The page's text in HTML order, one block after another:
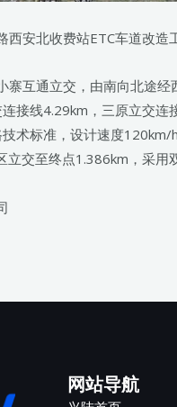
安北收费站ETC车道改造
寨互通立交，由南向北途
接线4.29km，三原立交
术标准，设计速度
交至终点1.386km，采用
网站导航